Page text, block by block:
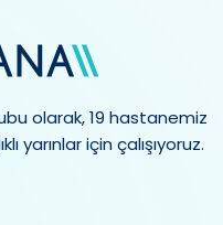
olarak, 19 hastanemiz
yarınlar için çalışıyoruz.